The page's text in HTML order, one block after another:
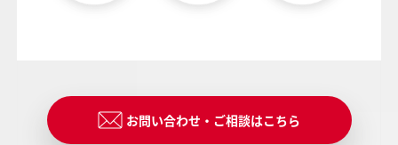
お問い合わせ・ご相談はこちら